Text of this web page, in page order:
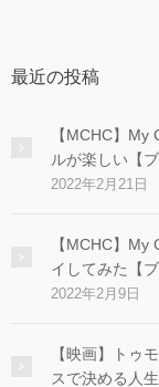
最近の投稿
【MCHC】
ルが楽しい【
2022年2月21日
【MCHC】
イしてみた【
2022年2月9日
【映画】ト
スで決める人